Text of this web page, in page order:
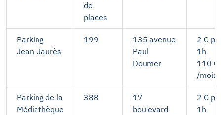
de
places
Parking
Jean-Jaurès
199
135 avenue
Paul
Doumer
2 €
1h
110 €
/mois
Parking de la
Médiathèque
388
17
boulevard
2 €
1h